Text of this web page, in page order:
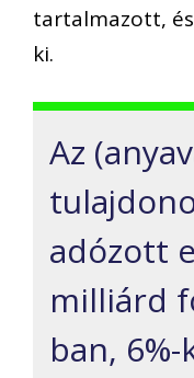
tartalmazott,
ki.
Az
adózott
milliárd
ban,